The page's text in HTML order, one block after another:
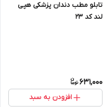
تابلو مطب دندان پزشکی هپی
لند کد 23
631,000
افزودن به سبد